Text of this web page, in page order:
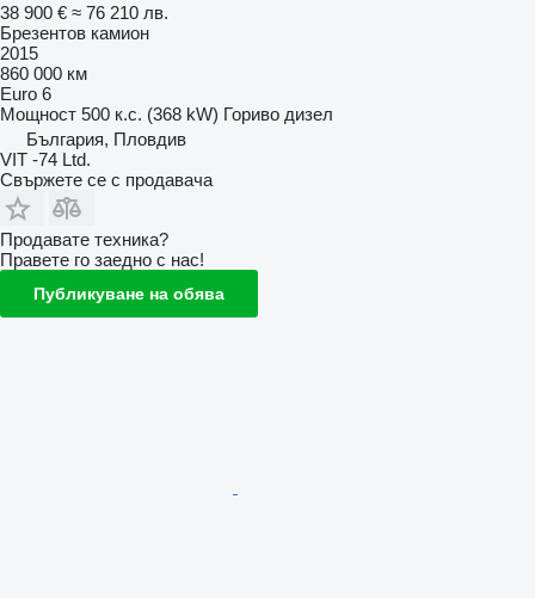
38 900 € ≈ 76 210 лв.
Брезентов камион
2015
860 000 км
Euro 6
Мощност 500 к.с. (368 kW) Гориво дизел
България, Пловдив
VIT -74 Ltd.
Свържете се с продавача
Продавате техника?
Правете го заедно с нас!
Публикуване на обява